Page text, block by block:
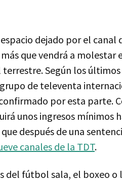
dejado por el
que vendrá a molestar
Según los
de televenta
por esta parte.
unos ingresos mínimos
después de una
canales de la TDT.
del fútbol sala, el boxeo